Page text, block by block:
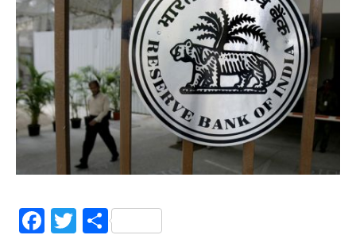
Facebook
Twitter
Share